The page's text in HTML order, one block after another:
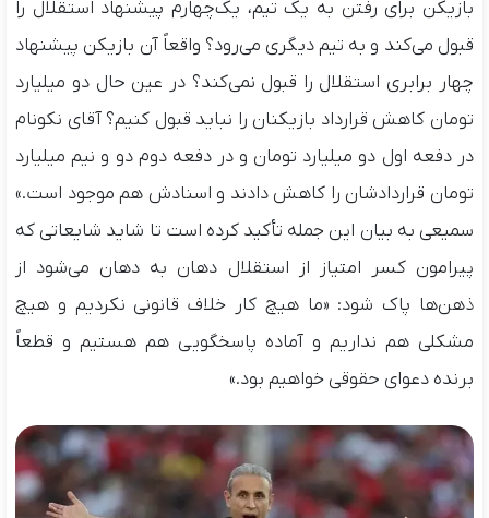
بازیکن برای رفتن به یک تیم، یک‌چهارم پیشنهاد استقلال را
قبول می‌کند و به تیم دیگری می‌رود؟ واقعاً آن بازیکن پیشنهاد
چهار برابری استقلال را قبول نمی‌کند؟ در عین حال دو میلیارد
تومان کاهش قرارداد بازیکنان را نباید قبول کنیم؟ آقای نکونام
در دفعه اول دو میلیارد تومان و در دفعه دوم دو و نیم میلیارد
تومان قراردادشان را کاهش دادند و اسنادش هم موجود است.»
سمیعی به بیان این جمله تأکید کرده است تا شاید شایعاتی که
پیرامون کسر امتیاز از استقلال دهان به دهان می‌شود از
ذهن‌ها پاک شود: «ما هیچ کار خلاف قانونی نکردیم و هیچ
مشکلی هم نداریم و آماده پاسخگویی هم هستیم و قطعاً
برنده دعوای حقوقی خواهیم بود.»